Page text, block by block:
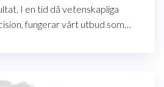
I en tid då vetenskapliga
fungerar vårt utbud som…